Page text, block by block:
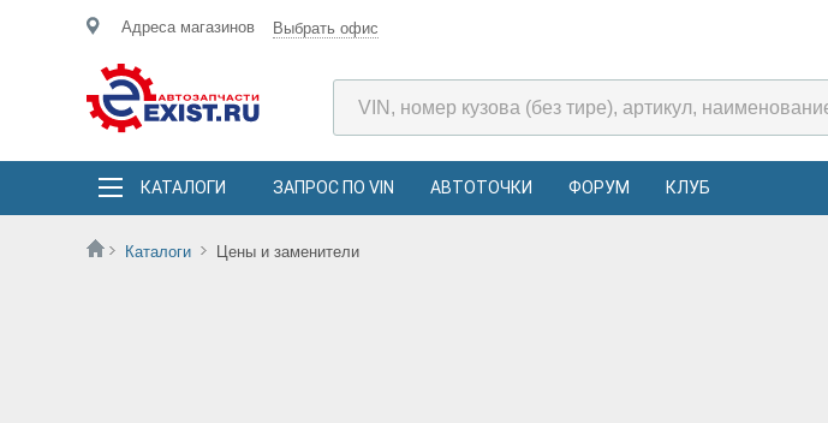
Адреса магазинов Выбрать офис
КАТАЛОГИ ЗАПРОС ПО VIN АВТОТОЧКИ ФОРУМ КЛУБ
Каталоги Цены и заменители